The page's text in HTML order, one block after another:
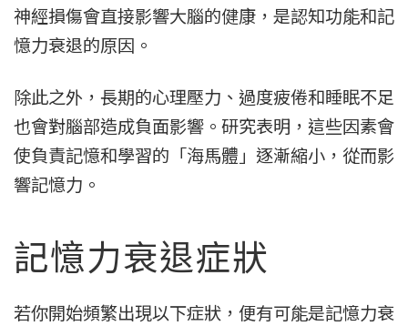
神經損傷會直接影響大腦的健康，是認知功能和記
憶力衰退的原因。
除此之外，長期的心理壓力、過度疲倦和睡眠不足
也會對腦部造成負面影響。研究表明，這些因素會
使負責記憶和學習的「海馬體」逐漸縮小，從而影
響記憶力。
記憶力衰退症狀
若你開始頻繁出現以下症狀，便有可能是記憶力衰